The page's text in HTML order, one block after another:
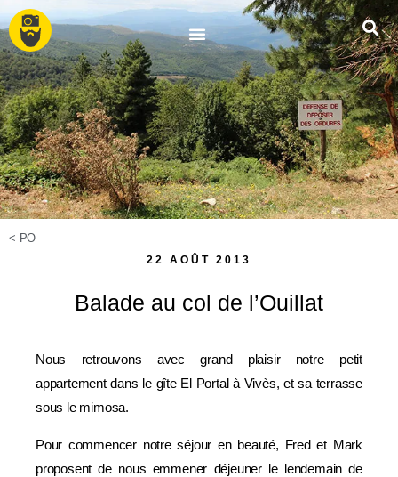
< PO
22 AOÛT 2013
Balade au col de l’Ouillat
Nous retrouvons avec grand plaisir notre petit
appartement dans le gîte El Portal à Vivès, et sa terrasse
sous le mimosa.
Pour commencer notre séjour en beauté, Fred et Mark
proposent de nous emmener déjeuner le lendemain de